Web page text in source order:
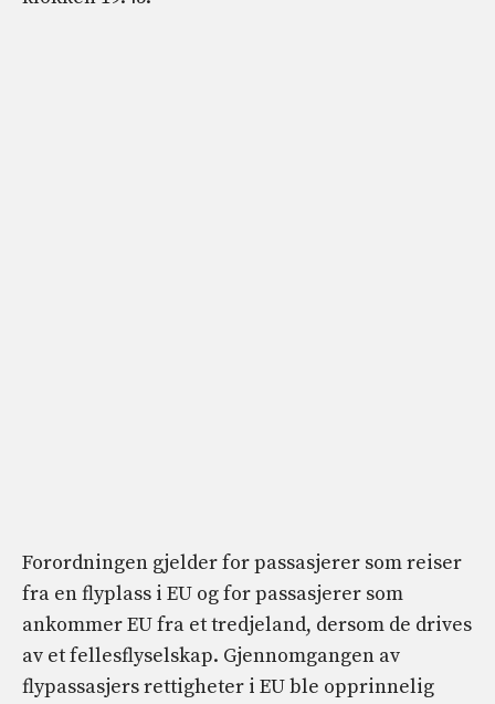
Forordningen gjelder for passasjerer som reiser
fra en flyplass i EU og for passasjerer som
ankommer EU fra et tredjeland, dersom de drives
av et fellesflyselskap. Gjennomgangen av
flypassasjers rettigheter i EU ble opprinnelig